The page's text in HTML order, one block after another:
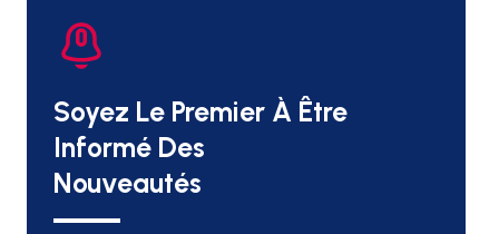
Soyez Le Premier À Être
Informé Des
Nouveautés